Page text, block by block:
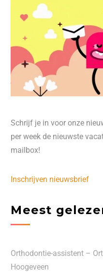
Schrijf je in voor onze
per week de nieuwste
mailbox!
Inschrijven nieuwsbrief
Meest
Orthodontie-assistent –
Hoogeveen